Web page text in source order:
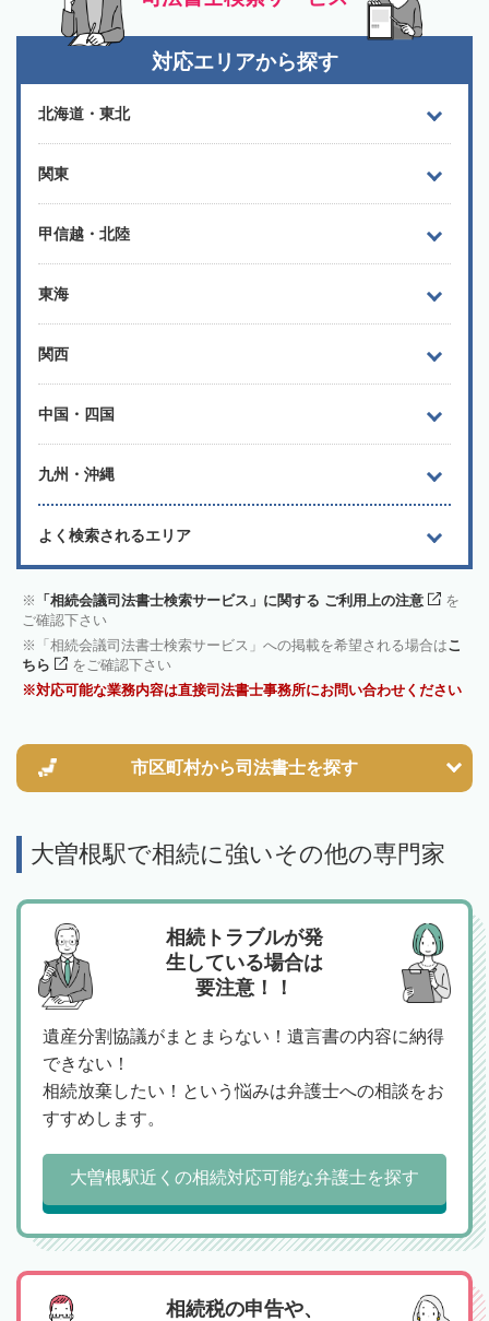
対応エリアから探す
北海道・東北
関東
甲信越・北陸
東海
関西
中国・四国
九州・沖縄
よく検索されるエリア
「相続会議司法書士検索サービス」に関する ご利用上の注意
を
ご確認下さい
「相続会議司法書士検索サービス」への掲載を希望される場合はこ
ちら
をご確認下さい
対応可能な業務内容は直接司法書士事務所にお問い合わせください
市区町村から司法書士を探す
大曽根駅で相続に強いその他の専門家
相続トラブルが発
生している場合は
要注意！！
遺産分割協議がまとまらない！遺言書の内容に納得
できない！
相続放棄したい！という悩みは弁護士への相談をお
すすめします。
大曽根駅近くの相続対応可能な弁護士を探す
相続税の申告や、